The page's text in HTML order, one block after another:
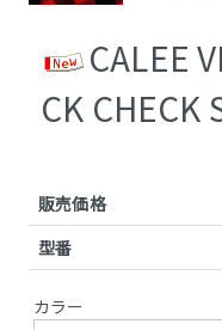
CALEE
CK CHECK
販売価格
型番
カラー